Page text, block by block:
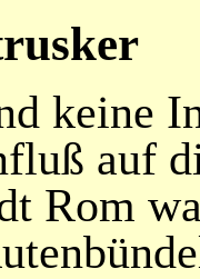
keine
auf
Rom